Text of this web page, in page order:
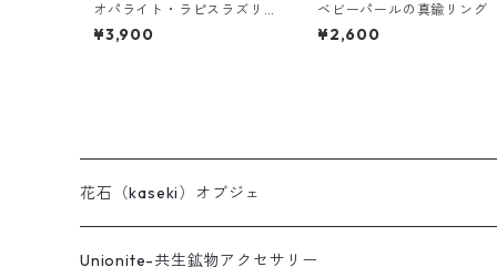
オパライト・ラピスラズリ
の2連バングル
¥3,900
ベビーパールの真鍮リング
¥2,600
花石（kaseki）オブジェ
Unionite-共生鉱物アクセサリー